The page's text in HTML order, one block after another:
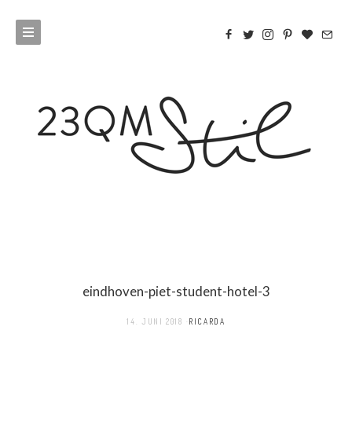
eindhoven-piet-student-hotel-3
14. JUNI 2018 RICARDA